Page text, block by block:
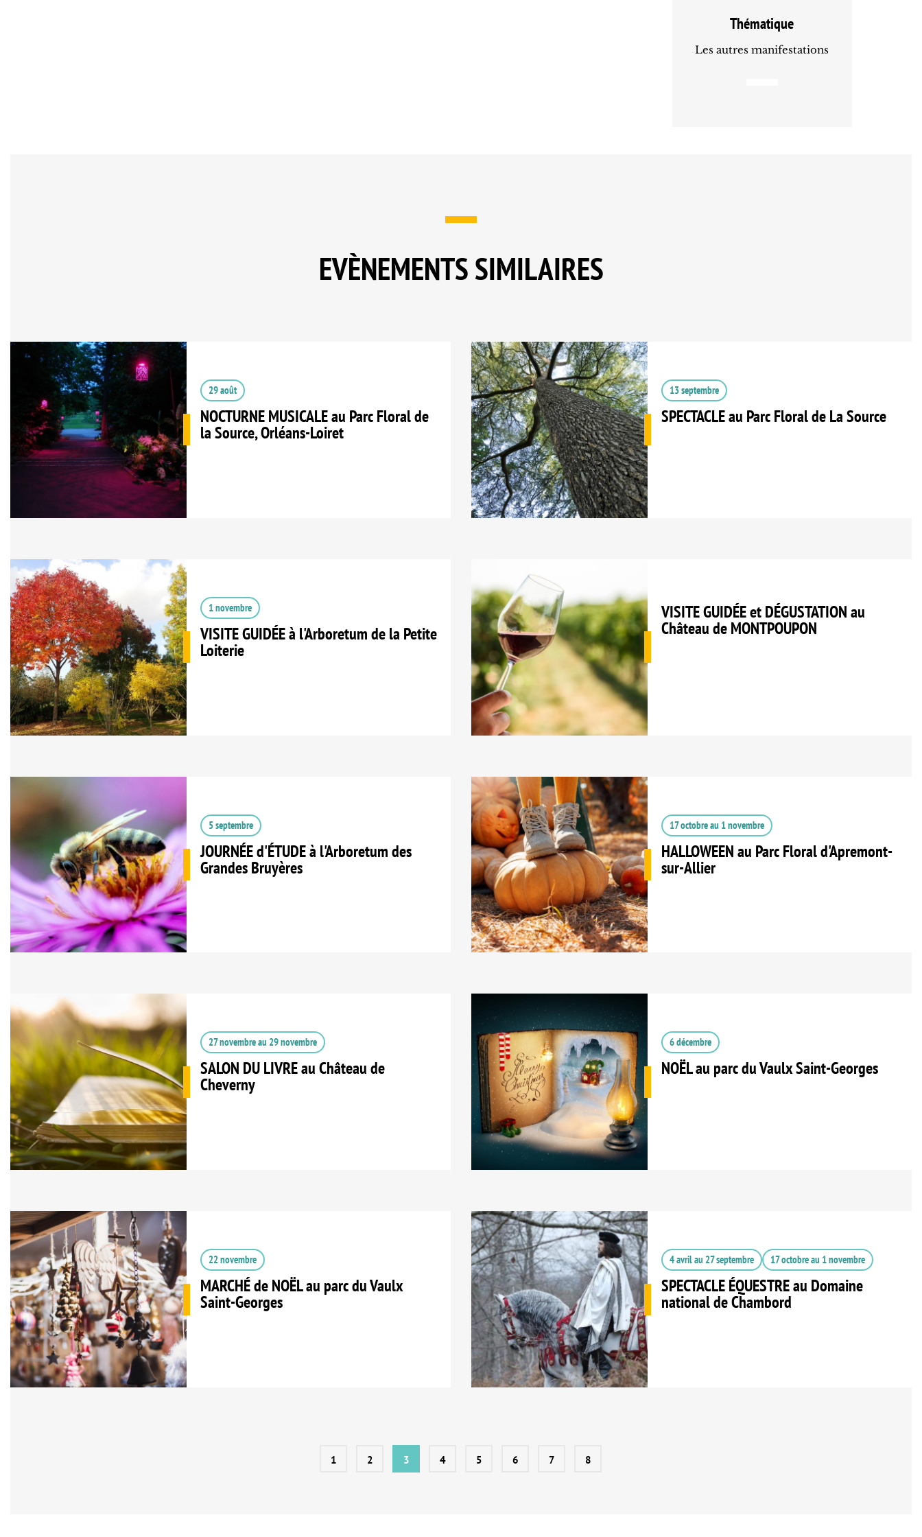
Thématique
Les autres manifestations
EVÈNEMENTS SIMILAIRES
29 août
NOCTURNE MUSICALE au Parc Floral de
la Source, Orléans-Loiret
13 septembre
SPECTACLE au Parc Floral de La Source
1 novembre
VISITE GUIDÉE à l'Arboretum de la Petite
Loiterie
VISITE GUIDÉE et DÉGUSTATION au
Château de MONTPOUPON
5 septembre
JOURNÉE d'ÉTUDE à l'Arboretum des
Grandes Bruyères
17 octobreau 1 novembre
HALLOWEEN au Parc Floral d'Apremont-
sur-Allier
27 novembreau 29 novembre
SALON DU LIVRE au Château de
Cheverny
6 décembre
NOËL au parc du Vaulx Saint-Georges
22 novembre
MARCHÉ de NOËL au parc du Vaulx
Saint-Georges
4 avrilau 27 septembre 17 octobreau 1 novembre
SPECTACLE ÉQUESTRE au Domaine
national de Chambord
1 2 3 4 5 6 7 8